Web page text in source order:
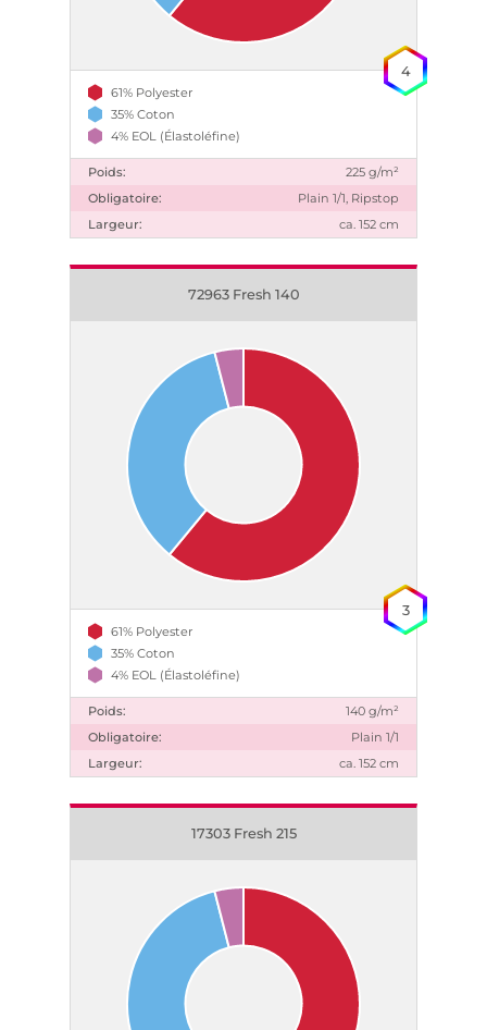
61% Polyester
35% Coton
4% EOL (Élastoléfine)
Poids:
225 g/m²
Obligatoire:
Plain 1/1, Ripstop
Largeur:
ca. 152 cm
4
72963 Fresh 140
61% Polyester
35% Coton
4% EOL (Élastoléfine)
Poids:
140 g/m²
Obligatoire:
Plain 1/1
Largeur:
ca. 152 cm
3
17303 Fresh 215